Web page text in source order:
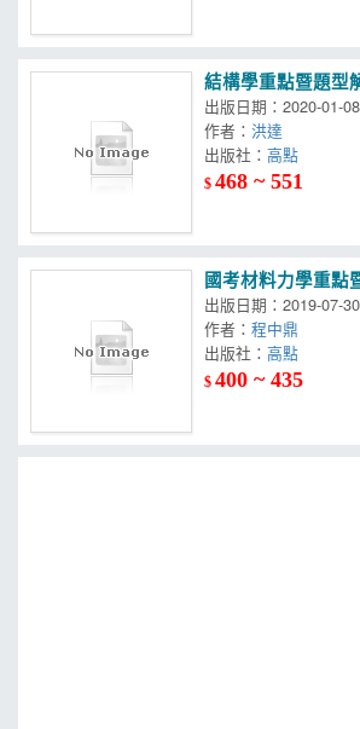
結構學重點暨題型
出版日期：2020-01-08
作者：洪達
出版社：
$468 ~ 551
國考材料力學重點
出版日期：2019-07-30
作者：程中鼎
出版社：
$400 ~ 435